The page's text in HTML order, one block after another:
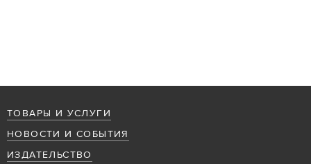
ТОВАРЫ И УСЛУГИ
НОВОСТИ И СОБЫТИЯ
ИЗДАТЕЛЬСТВО